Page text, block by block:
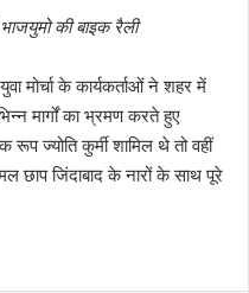
की बाइक रैली
मोर्चा के कार्यकर्ताओं ने शहर में
मार्गों का भ्रमण करते हुए
ज्योति कुर्मी शामिल थे तो वहीं
छाप जिंदाबाद के नारों के साथ पूरे